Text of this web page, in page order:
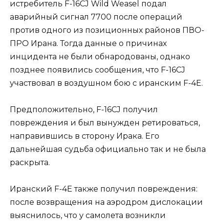
истребитель F-16CJ Wild Weasel подал
аварийный сигнал 7700 после операций
против одного из позиционных районов ПВО-
ПРО Ирана. Тогда данные о причинах
инцидента не были обнародованы, однако
позднее появились сообщения, что F-16CJ
участвовал в воздушном бою с иранским F-4E.
Предположительно, F-16CJ получил
повреждения и был вынужден ретироваться,
направившись в сторону Ирака. Его
дальнейшая судьба официально так и не была
раскрыта.
Иранский F-4E также получил повреждения:
после возвращения на аэродром дислокации
выяснилось, что у самолета возникли